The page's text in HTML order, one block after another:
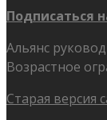
Подписаться
Альянс
Возрастное
Старая версия